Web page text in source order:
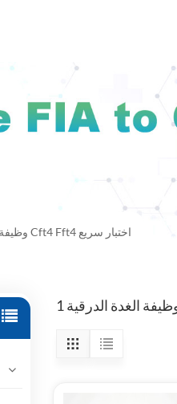
وظيفة الغدة الدرقية Cft4 Fft4 اختبار سريع